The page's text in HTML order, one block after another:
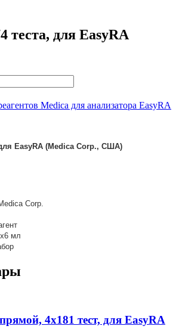
теста, для EasyRA
Medica для анализатора EasyRA
EasyRA (Medica Corp., США)
Corp.
мл
4х181 тест, для EasyRA